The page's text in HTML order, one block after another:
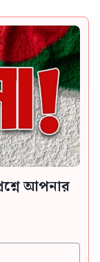
আপনার